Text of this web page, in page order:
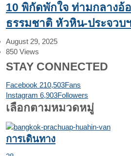
10 พิกัดพักใจ ท่ามกลางอ้
ธรรมชาติ หัวหิน-ประจวบ
August 29, 2025
850 Views
STAY CONNECTED
Facebook 210,503Fans
Instagram 6,903Followers
เลือกตามหมวดหมู่
การเดินทาง